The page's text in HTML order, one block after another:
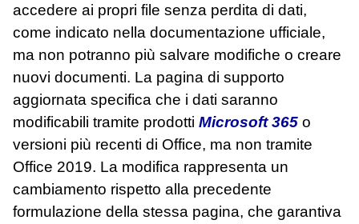
accedere ai propri file senza perdita di dati,
come indicato nella documentazione ufficiale,
ma non potranno più salvare modifiche o creare
nuovi documenti. La pagina di supporto
aggiornata specifica che i dati saranno
modificabili tramite prodotti Microsoft 365 o
versioni più recenti di Office, ma non tramite
Office 2019. La modifica rappresenta un
cambiamento rispetto alla precedente
formulazione della stessa pagina, che garantiva